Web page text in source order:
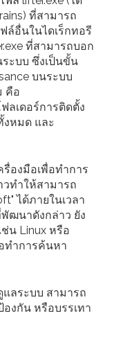
ที่สามารถ
ล์อื่นในไดเร็กทอรี
ที่สามารถบอก
ะบบ ซึ่งเป็นขั้น
บนระบบ
คือ
ลเดอร์การติดตั้ง
งหมด และ
รื่องมือเพื่อทำการ
ทำให้สามารถ
ได้ภายในเวลา
ฒนาดังกล่าว ยัง
น Linux หรือ
ทำการค้นหา
ลระบบ สามารถ
งกัน หรือบรรเทา